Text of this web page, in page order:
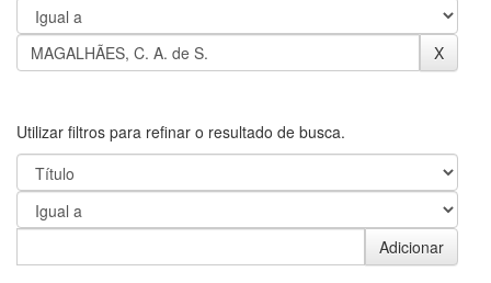
Utilizar filtros para refinar o resultado de busca.